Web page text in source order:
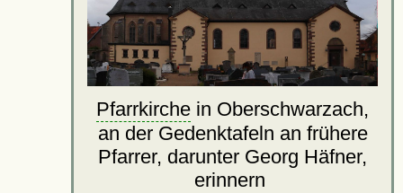
Pfarrkirche in Oberschwarzach,
an der Gedenktafeln an frühere
Pfarrer, darunter Georg Häfner,
erinnern